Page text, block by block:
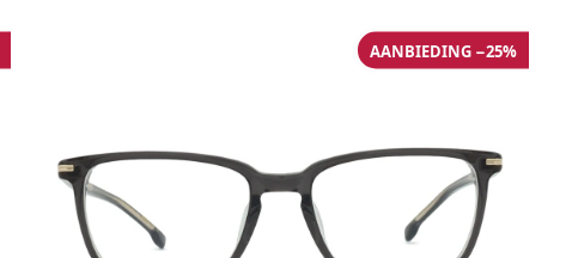
AANBIEDING −25%